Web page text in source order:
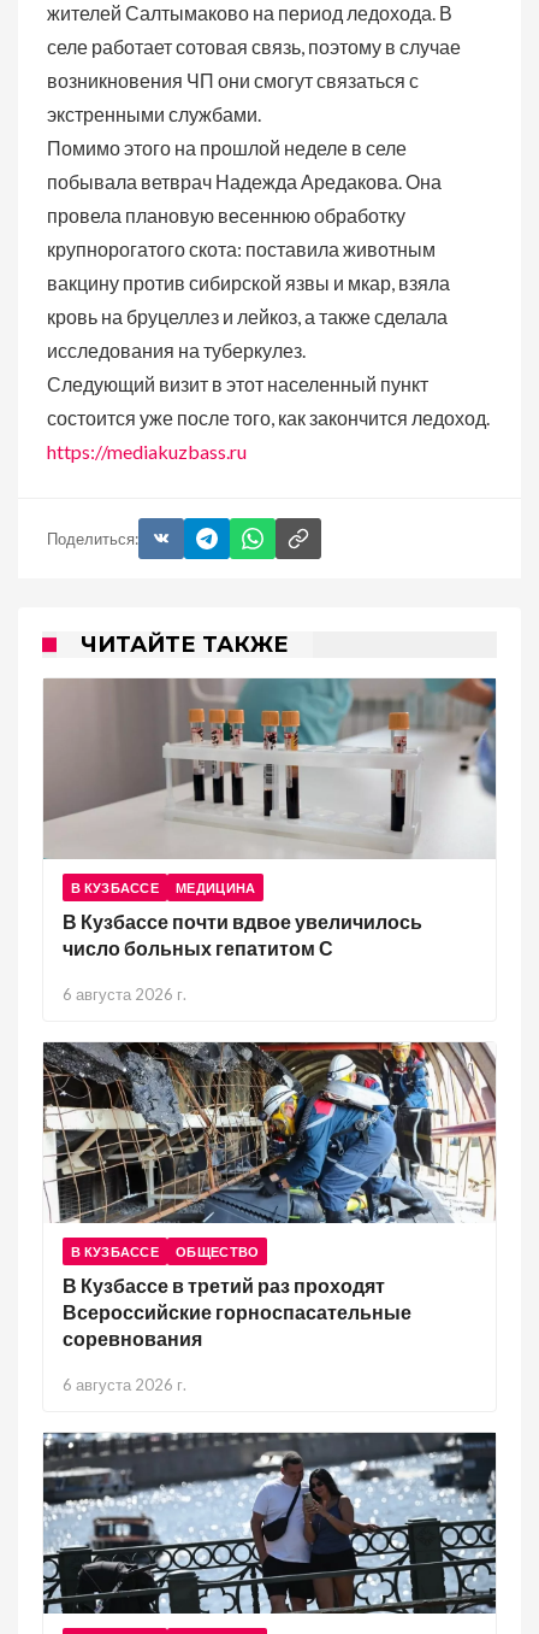
жителей Салтымаково на период ледохода. В
селе работает сотовая связь, поэтому в случае
возникновения ЧП они смогут связаться с
экстренными службами.
Помимо этого на прошлой неделе в селе
побывала ветврач Надежда Аредакова. Она
провела плановую весеннюю обработку
крупнорогатого скота: поставила животным
вакцину против сибирской язвы и мкар, взяла
кровь на бруцеллез и лейкоз, а также сделала
исследования на туберкулез.
Следующий визит в этот населенный пункт
состоится уже после того, как закончится ледоход.
https://mediakuzbass.ru
Поделиться:
ЧИТАЙТЕ ТАКЖЕ
В КУЗБАССЕ МЕДИЦИНА
В Кузбассе почти вдвое увеличилось
число больных гепатитом С
6 августа 2026 г.
В КУЗБАССЕ ОБЩЕСТВО
В Кузбассе в третий раз проходят
Всероссийские горноспасательные
соревнования
6 августа 2026 г.